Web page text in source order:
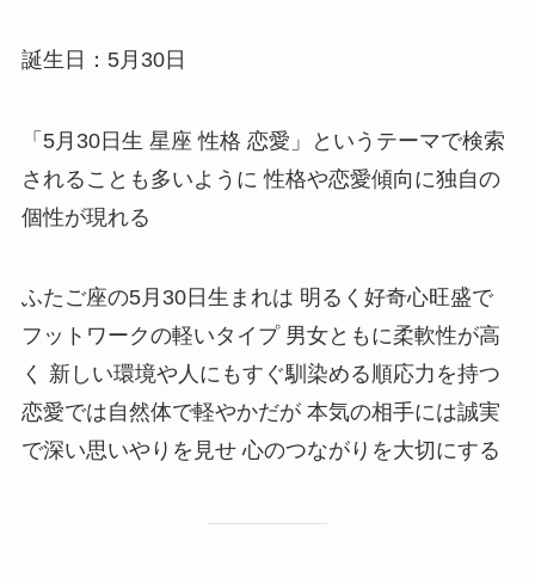
誕生日：5月30日
「5月30日生 星座 性格 恋愛」というテーマで検索
されることも多いように 性格や恋愛傾向に独自の
個性が現れる
ふたご座の5月30日生まれは 明るく好奇心旺盛で
フットワークの軽いタイプ 男女ともに柔軟性が高
く 新しい環境や人にもすぐ馴染める順応力を持つ
恋愛では自然体で軽やかだが 本気の相手には誠実
で深い思いやりを見せ 心のつながりを大切にする